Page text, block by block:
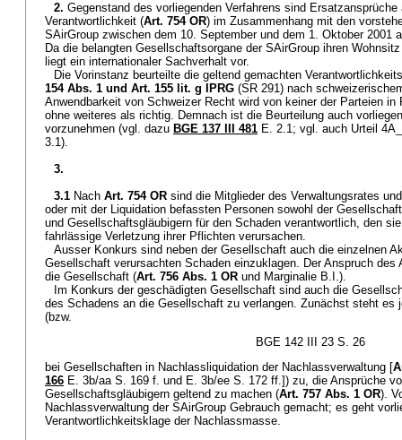
2. Gegenstand des vorliegenden Verfahrens sind
Verantwortlichkeit (Art. 754 OR) im Zusammenhang mit den
SAirGroup zwischen dem 10. September und dem 1. Oktober 2001
Da die belangten Gesellschaftsorgane der SAirGroup ihren
liegt ein internationaler Sachverhalt vor.
Die Vorinstanz beurteilte die geltend gemachten
154 Abs. 1 und Art. 155 lit. g IPRG (SR 291) nach
Anwendbarkeit von Schweizer Recht wird von keiner der Parteien in
ohne weiteres als richtig. Demnach ist die Beurteilung auch
vorzunehmen (vgl. dazu BGE 137 III 481 E. 2.1; vgl. auch Urteil
3.1).
3.
3.1 Nach Art. 754 OR sind die Mitglieder des Verwaltungsrates
oder mit der Liquidation befassten Personen sowohl der
und Gesellschaftsgläubigern für den Schaden verantwortlich, den
fahrlässige Verletzung ihrer Pflichten verursachen.
Ausser Konkurs sind neben der Gesellschaft auch die einzelnen
Gesellschaft verursachten Schaden einzuklagen. Der Anspruch des
die Gesellschaft (Art. 756 Abs. 1 OR und Marginalie B.I.).
Im Konkurs der geschädigten Gesellschaft sind auch die
des Schadens an die Gesellschaft zu verlangen. Zunächst steht es
(bzw.
BGE 142 III 23 S. 26
bei Gesellschaften in Nachlassliquidation der Nachlassverwaltung [
166 E. 3b/aa S. 169 f. und E. 3b/ee S. 172 ff.]) zu, die Ansprüche
Gesellschaftsgläubigern geltend zu machen (Art. 757 Abs. 1 OR).
Nachlassverwaltung der SAirGroup Gebrauch gemacht; es geht
Verantwortlichkeitsklage der Nachlassmasse.